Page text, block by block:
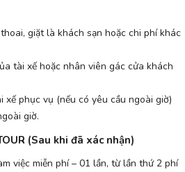
giặt là khách sạn hoặc chi phí khác
tài xế hoặc nhân viên gác cửa khách
xế phục vụ (nếu có yêu cầu ngoài giờ)
giờ.
(Sau khi đã xác nhận)
việc miễn phí – 01 lần, từ lần thứ 2 phí